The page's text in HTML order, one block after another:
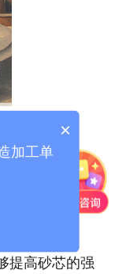
高砂芯的强
×
加工单